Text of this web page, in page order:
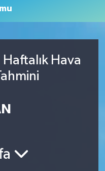
Haftalık Hava
Fikstür